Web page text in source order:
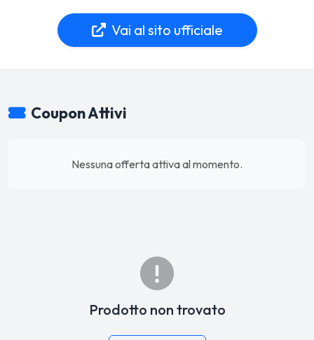
Vai al sito ufficiale
Coupon Attivi
Nessuna offerta attiva al momento.
Prodotto non trovato